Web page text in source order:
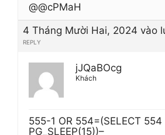
@@cPMaH
4 Tháng Mười Hai, 2024 vào
REPLY
jJQaBOcg
Khách
555-1 OR 554=(SELECT 554
PG_SLEEP(15))–